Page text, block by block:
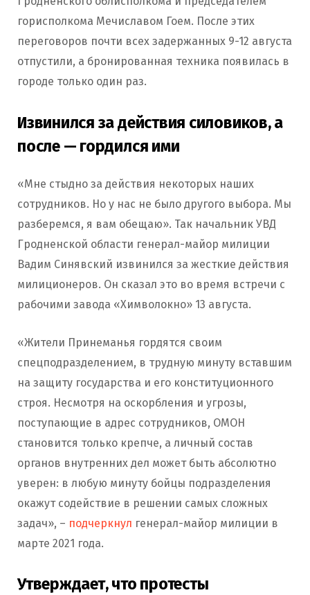
горисполкома Мечиславом Гоем. После этих
переговоров почти всех задержанных 9-12 августа
отпустили, а бронированная техника появилась в
городе только один раз.
Извинился за действия силовиков, а
после — гордился ими
«Мне стыдно за действия некоторых наших
сотрудников. Но у нас не было другого выбора. Мы
разберемся, я вам обещаю». Так начальник УВД
Гродненской области генерал-майор милиции
Вадим Синявский извинился за жесткие действия
милиционеров. Он сказал это во время встречи с
рабочими завода «Химволокно» 13 августа.
«Жители Принеманья гордятся своим
спецподразделением, в трудную минуту вставшим
на защиту государства и его конституционного
строя. Несмотря на оскорбления и угрозы,
поступающие в адрес сотрудников, ОМОН
становится только крепче, а личный состав
органов внутренних дел может быть абсолютно
уверен: в любую минуту бойцы подразделения
окажут содействие в решении самых сложных
задач», – подчеркнул генерал-майор милиции в
марте 2021 года.
Утверждает, что протесты